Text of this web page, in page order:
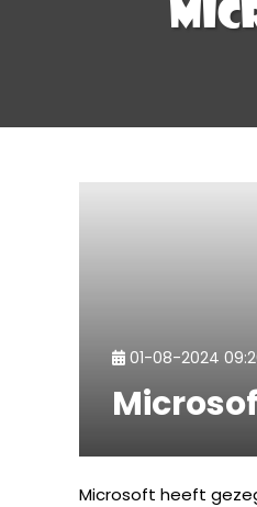
01-08-2024
Microsoft heeft